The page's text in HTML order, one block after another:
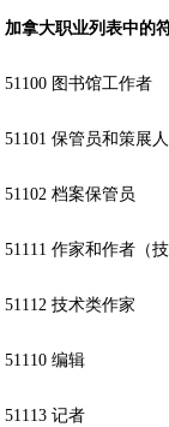
加拿大职业列表中的
51100 图书馆工作者
51101 保管员和策展人
51102 档案保管员
51111 作家和作者（
51112 技术类作家
51110 编辑
51113 记者